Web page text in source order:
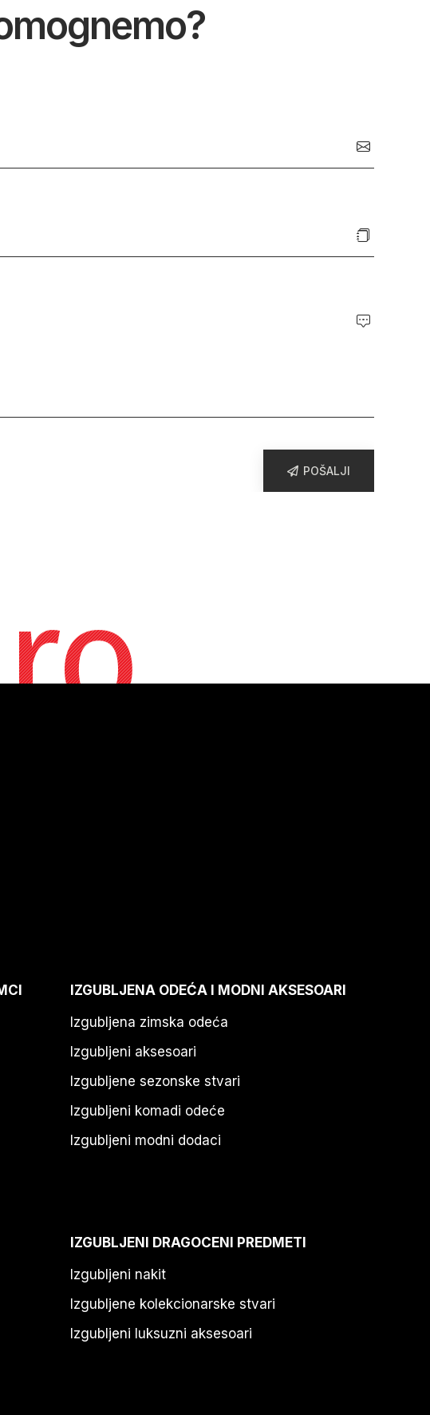
POŠALJI
IZGUBLJENA ODEĆA I MODNI AKSESOARI
Izgubljena zimska odeća
Izgubljeni aksesoari
Izgubljene sezonske stvari
Izgubljeni komadi odeće
Izgubljeni modni dodaci
IZGUBLJENI DRAGOCENI PREDMETI
Izgubljeni nakit
Izgubljene kolekcionarske stvari
Izgubljeni luksuzni aksesoari